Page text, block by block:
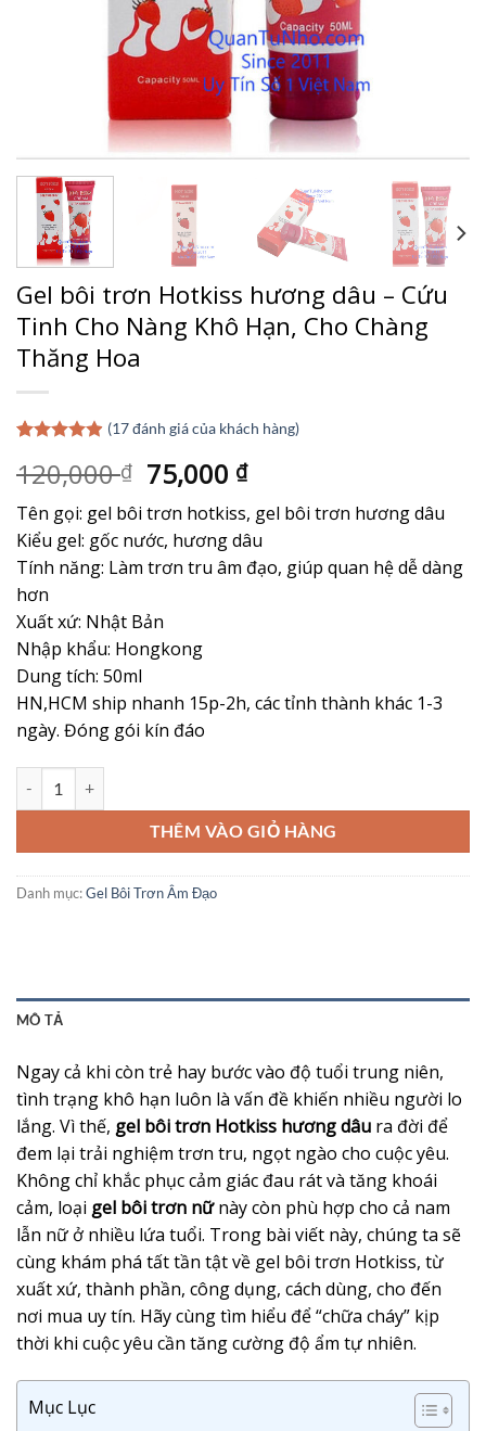
Gel bôi trơn Hotkiss hương dâu – Cứu
Tinh Cho Nàng Khô Hạn, Cho Chàng
Thăng Hoa
dựa trên
đánh giá
(17đánh giá của khách hàng)
120,000₫ Giá
gốc
là:
120,000 ₫.
75,000 ₫Giá
hiện
tại
là:
75,000 ₫.
Tên gọi: gel bôi trơn hotkiss, gel bôi trơn hương dâu
Kiểu gel: gốc nước, hương dâu
Tính năng: Làm trơn tru âm đạo, giúp quan hệ dễ dàng
hơn
Xuất xứ: Nhật Bản
Nhập khẩu: Hongkong
Dung tích: 50ml
HN,HCM ship nhanh 15p-2h, các tỉnh thành khác 1-3
ngày. Đóng gói kín đáo
THÊM VÀO GIỎ HÀNG
Danh mục:Gel Bôi Trơn Âm Đạo
MÔ TẢ
Ngay cả khi còn trẻ hay bước vào độ tuổi trung niên,
tình trạng khô hạn luôn là vấn đề khiến nhiều người lo
lắng. Vì thế, gel bôi trơn Hotkiss hương dâu ra đời để
đem lại trải nghiệm trơn tru, ngọt ngào cho cuộc yêu.
Không chỉ khắc phục cảm giác đau rát và tăng khoái
cảm, loại gel bôi trơn nữnày còn phù hợp cho cả nam
lẫn nữ ở nhiều lứa tuổi. Trong bài viết này, chúng ta sẽ
cùng khám phá tất tần tật về gel bôi trơn Hotkiss, từ
xuất xứ, thành phần, công dụng, cách dùng, cho đến
nơi mua uy tín. Hãy cùng tìm hiểu để “chữa cháy” kịp
thời khi cuộc yêu cần tăng cường độ ẩm tự nhiên.
Mục Lục